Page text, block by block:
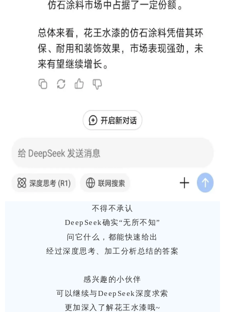
不得不承认
DeepSeek确实“无所不知”
问它什么， 都能快速给出
经过深度思考、加工分析总结的答案
感兴趣的小伙伴
可以继续与DeepSeek深度求索
更加深入了解花王水漆哦~